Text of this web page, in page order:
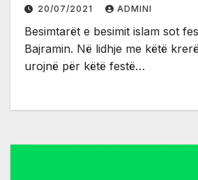
20/07/2021 ADMINI
Besimtarët e besimit islam sot
Bajramin. Në lidhje me këtë
urojnë për këtë festë…